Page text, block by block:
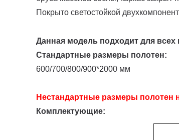
Покрыто светостойкой
Данная модель подходит для
Стандартные размеры полотен:
600/700/800/900*2000 мм
Нестандартные размеры полотен
Комплектующие: